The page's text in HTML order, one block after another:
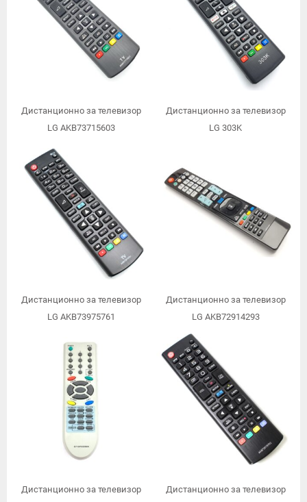
Дистанционно за телевизор
LG AKB73715603
Дистанционно за телевизор
LG 303K
Дистанционно за телевизор
LG AKB73975761
Дистанционно за телевизор
LG AKB72914293
Дистанционно за телевизор
Дистанционно за телевизор